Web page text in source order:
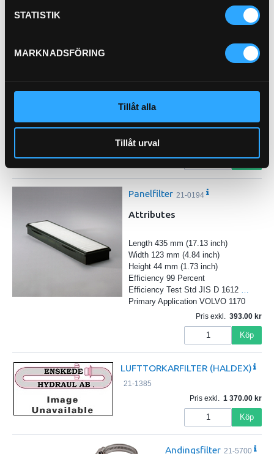
STATISTIK
MARKNADSFÖRING
Tillåt alla
Tillåt urval
Pris exkl. 646.00
Köp
Panelfilter 21-0194
Attributes
Length 435 mm (17.13 inch)
Width 123 mm (4.84 inch)
Height 44 mm (1.73 inch)
Efficiency 99 Percent
Efficiency Test Std JIS D 1612
Primary Application VOLVO 1170
Pris exkl. 393.00
Köp
LUFTTORKARFILTER (HALDEX)
21-1385
Pris exkl. 1 370.00
Köp
Andingsfilter 21-5700